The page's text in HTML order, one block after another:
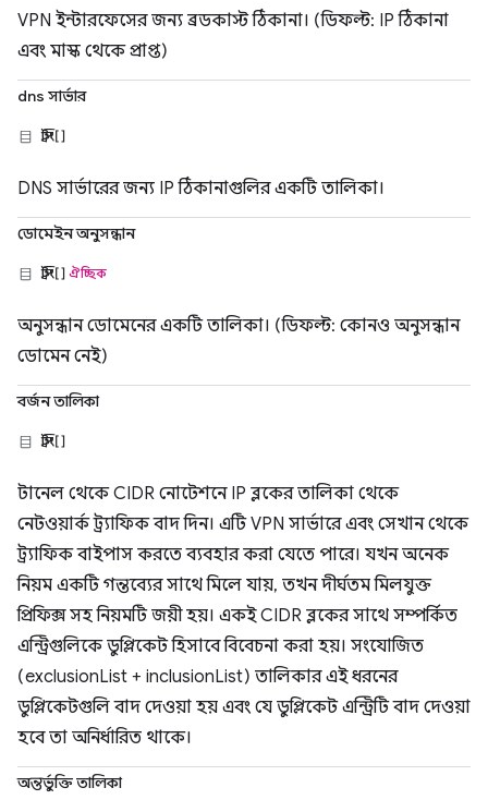
VPN ইন্টারফেসের জন্য ব্রডকাস্ট ঠিকানা। (ডিফল্ট: IP ঠিকানা
এবং মাস্ক থেকে প্রাপ্ত)
dns সার্ভার
স্ট্রিং[]
DNS সার্ভারের জন্য IP ঠিকানাগুলির একটি তালিকা।
ডোমেইন অনুসন্ধান
স্ট্রিং[] ঐচ্ছিক
অনুসন্ধান ডোমেনের একটি তালিকা। (ডিফল্ট: কোনও অনুসন্ধান
ডোমেন নেই)
বর্জন তালিকা
স্ট্রিং[]
টানেল থেকে CIDR নোটেশনে IP ব্লকের তালিকা থেকে
নেটওয়ার্ক ট্র্যাফিক বাদ দিন। এটি VPN সার্ভারে এবং সেখান থেকে
ট্র্যাফিক বাইপাস করতে ব্যবহার করা যেতে পারে। যখন অনেক
নিয়ম একটি গন্তব্যের সাথে মিলে যায়, তখন দীর্ঘতম মিলযুক্ত
প্রিফিক্স সহ নিয়মটি জয়ী হয়। একই CIDR ব্লকের সাথে সম্পর্কিত
এন্ট্রিগুলিকে ডুপ্লিকেট হিসাবে বিবেচনা করা হয়। সংযোজিত
(exclusionList + inclusionList) তালিকার এই ধরনের
ডুপ্লিকেটগুলি বাদ দেওয়া হয় এবং যে ডুপ্লিকেট এন্ট্রিটি বাদ দেওয়া
হবে তা অনির্ধারিত থাকে।
অন্তর্ভুক্তি তালিকা